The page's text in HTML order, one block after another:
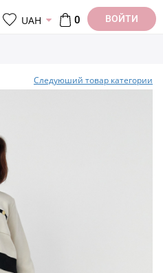
UAH 0 ВОЙТИ
Следуюший товар категории